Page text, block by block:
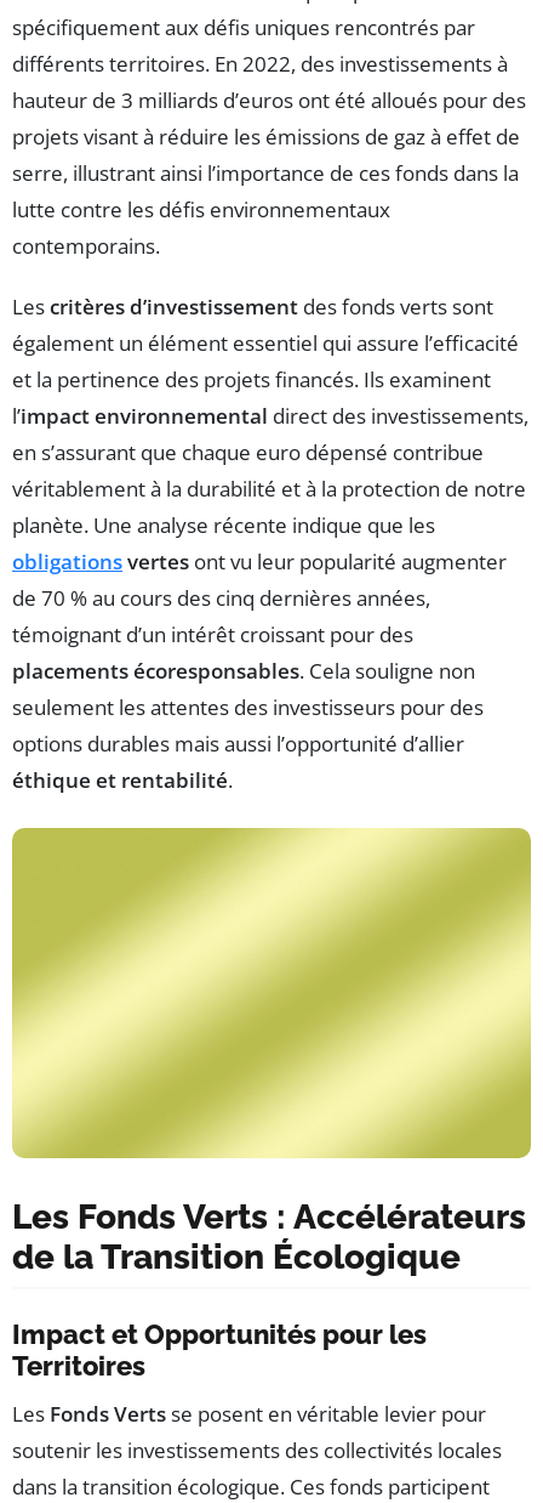
spécifiquement aux défis uniques rencontrés par
différents territoires. En 2022, des investissements à
hauteur de 3 milliards d’euros ont été alloués pour des
projets visant à réduire les émissions de gaz à effet de
serre, illustrant ainsi l’importance de ces fonds dans la
lutte contre les défis environnementaux
contemporains.
Lescritères d’investissement des fonds verts sont
également un élément essentiel qui assure l’efficacité
et la pertinence des projets financés. Ils examinent
l’impact environnemental direct des investissements,
en s’assurant que chaque euro dépensé contribue
véritablement à la durabilité et à la protection de notre
planète. Une analyse récente indique que les
obligationsvertes ont vu leur popularité augmenter
de 70 % au cours des cinq dernières années,
témoignant d’un intérêt croissant pour des
placements écoresponsables. Cela souligne non
seulement les attentes des investisseurs pour des
options durables mais aussi l’opportunité d’allier
éthique et rentabilité.
Les Fonds Verts : Accélérateurs
de la Transition Écologique
Impact et Opportunités pour les
Territoires
Les Fonds Vertsse posent en véritable levier pour
soutenir les investissements des collectivités locales
dans la transition écologique. Ces fonds participent